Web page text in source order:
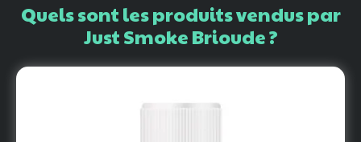
Quelssontlesproduitsvenduspar
JustSmokeBrioude?